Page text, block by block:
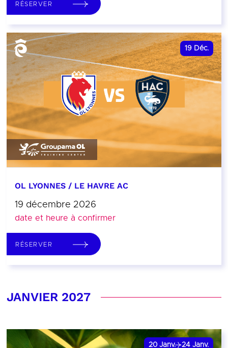
RÉSERVER
19 Déc.
OL LYONNES / LE HAVRE AC
19 décembre 2026
date et heure à confirmer
RÉSERVER
JANVIER 2027
20 Janv. 24 Janv.